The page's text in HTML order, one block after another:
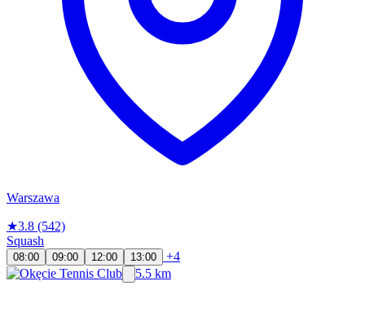
Warszawa
★3.8 (542)
Squash
08:00 09:00 12:00 13:00
+4
5.5 km